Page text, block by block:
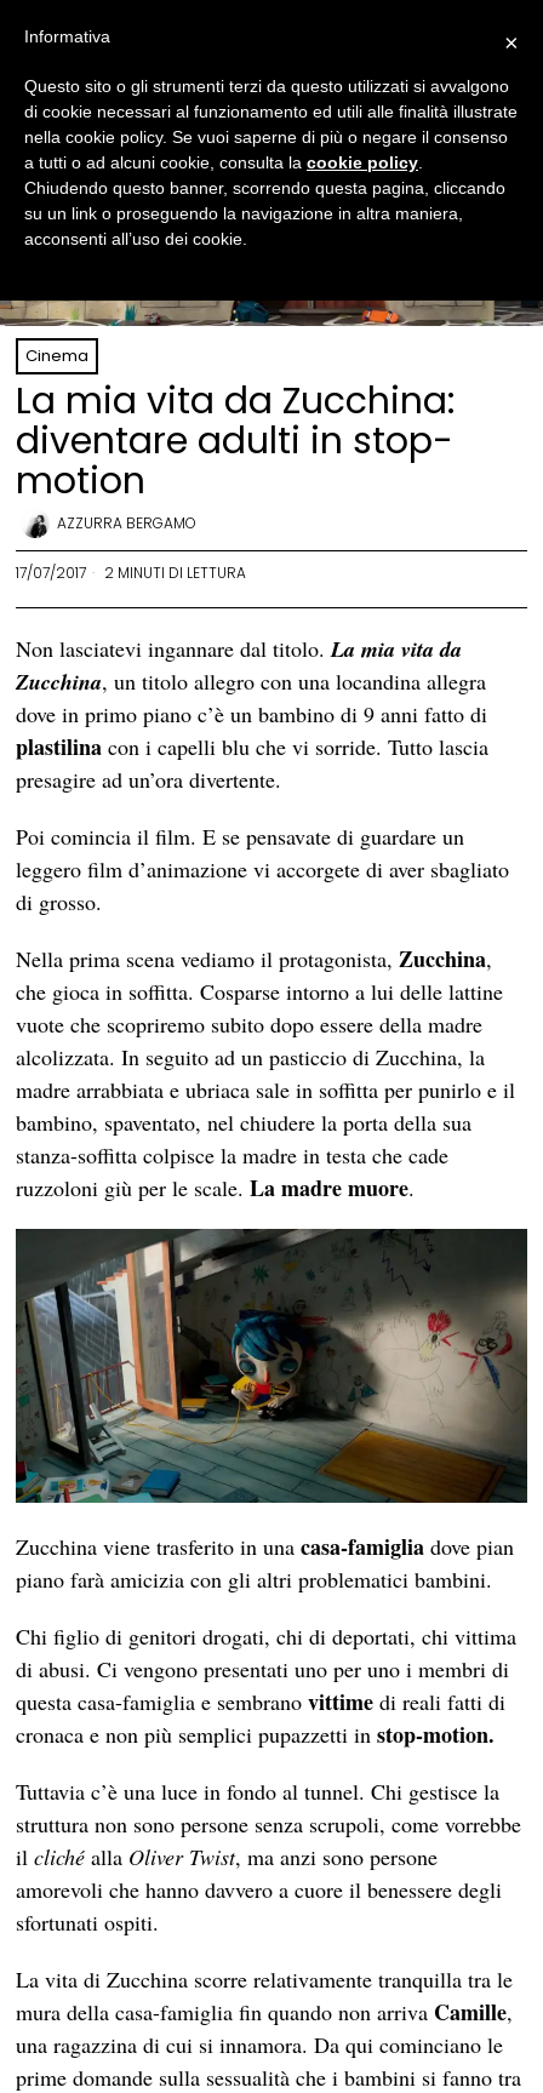
Cinema
La mia vita da Zucchina:
diventare adulti in stop-
motion
AZZURRA BERGAMO
17/07/2017 2 MINUTI DI LETTURA
Non lasciatevi ingannare dal titolo.La mia vita da
Zucchina, un titolo allegro con una locandina allegra
dove in primo piano c’è un bambino di 9 anni fatto di
plastilina con i capelli blu che vi sorride. Tutto lascia
presagire ad un’ora divertente.
Poi comincia il film. E se pensavate di guardare un
leggero film d’animazione vi accorgete di aver sbagliato
di grosso.
Nella prima scena vediamo il protagonista,Zucchina,
che gioca in soffitta. Cosparse intorno a lui delle lattine
vuote che scopriremo subito dopo essere della madre
alcolizzata. In seguito ad un pasticcio di Zucchina, la
madre arrabbiata e ubriaca sale in soffitta per punirlo e il
bambino, spaventato, nel chiudere la porta della sua
stanza-soffitta colpisce la madre in testa che cade
ruzzoloni giù per le scale.La madre muore.
Zucchina viene trasferito in unacasa-famiglia dove pian
piano farà amicizia con gli altri problematici bambini.
Chi figlio di genitori drogati, chi di deportati, chi vittima
di abusi. Ci vengono presentati uno per uno i membri di
questa casa-famiglia e sembranovittime di reali fatti di
cronaca e non più semplici pupazzetti instop-motion.
Tuttavia c’è una luce in fondo al tunnel. Chi gestisce la
struttura non sono persone senza scrupoli, come vorrebbe
ilcliché alla Oliver Twist, ma anzi sono persone
amorevoli che hanno davvero a cuore il benessere degli
sfortunati ospiti.
La vita di Zucchina scorre relativamente tranquilla tra le
mura della casa-famiglia fin quando non arriva Camille,
una ragazzina di cui si innamora. Da qui cominciano le
prime domande sulla sessualità che i bambini si fanno tra
×
Informativa
Questo sito o gli strumenti terzi da questo utilizzati si avvalgono
di cookie necessari al funzionamento ed utili alle finalità illustrate
nella cookie policy. Se vuoi saperne di più o negare il consenso
a tutti o ad alcuni cookie, consulta la cookie policy
Chiudendo questo banner, scorrendo questa pagina, cliccando
su un link o proseguendo la navigazione in altra maniera,
acconsenti all’uso dei cookie.